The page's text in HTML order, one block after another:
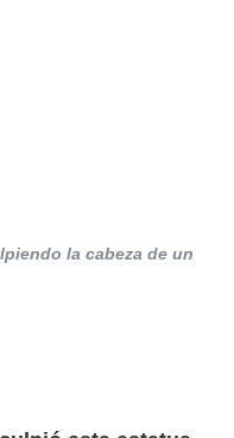
la cabeza de un